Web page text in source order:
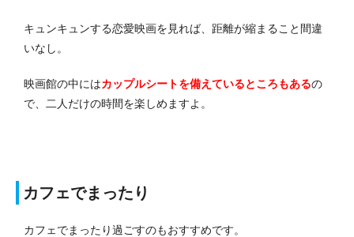
キュンキュンする恋愛映画を見れば、距離が縮まること間違
いなし。
映画館の中にはカップルシートを備えているところもあるの
で、二人だけの時間を楽しめますよ。
カフェでまったり
カフェでまったり過ごすのもおすすめです。